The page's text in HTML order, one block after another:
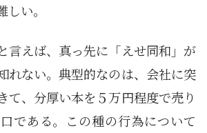
い。
言えば、真っ先に「えせ同和」が
れない。典型的なのは、会社に突
て、分厚い本を５万円程度で売り
である。この種の行為について